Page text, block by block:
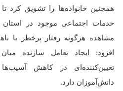
همچنین خانواده‌ها را تشویق کرد
خدمات اجتماعی موجود در
مشاهده هرگونه رفتار پرخطر یا
افزود: ایجاد تعامل سازنده
تعیین‌کننده‌ای در کاهش
دانش‌آموزان دارد.